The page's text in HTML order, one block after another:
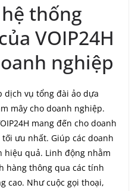
thống
VOIP24H
nghiệp
dịch vụ tổng đài ảo dựa
mây cho doanh nghiệp.
mang đến cho doanh
ưu nhất. Giúp các doanh
hiệu quả. Linh động nhằm
hàng thông qua các tính
cao. Như cuộc gọi thoại,